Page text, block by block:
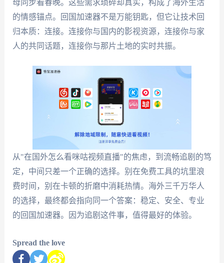
母同步看春晚。这些需求琐碎却真实，构成了海外生活
的情感锚点。回国加速器不是万能钥匙，但它让技术回
归本质：连接。连接你与国内的影视资源，连接你与家
人的共同话题，连接你与那片土地的实时共振。
从"在国外怎么看咪咕视频直播"的焦虑，到流畅追剧的笃
定，中间只差一个正确的选择。别在免费工具的坑里浪
费时间，别在卡顿的折磨中消耗热情。海外三千万华人
的选择，最终都会指向同一个答案：稳定、安全、专业
的回国加速器。因为追剧这件事，值得最好的体验。
Spread the love